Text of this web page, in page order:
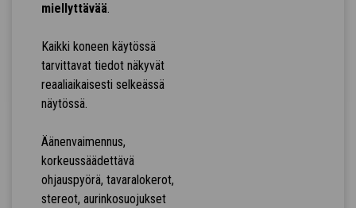
miellyttävää.
Kaikki koneen käytössä
tarvittavat tiedot näkyvät
reaaliaikaisesti selkeässä
näytössä.
Äänenvaimennus,
korkeussäädettävä
ohjauspyörä, tavaralokerot,
stereot, aurinkosuojukset